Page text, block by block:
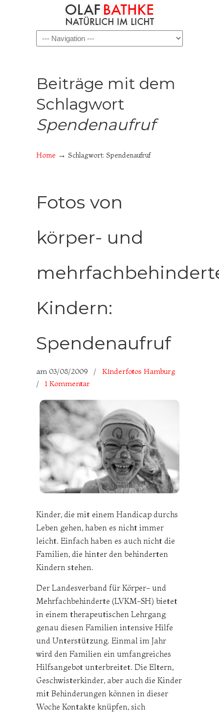
Navigation
Beiträge mit dem
Schlagwort
Spendenaufruf
Home → Schlagwort: Spendenaufruf
Fotos von
körper- und
Kindern:
Spendenaufruf
am 03/08/2009 /
Kinderfotos Hamburg
/ 1 Kommentar
Kinder, die mit einem Handicap durchs
Leben gehen, haben es nicht immer
leicht. Einfach haben es auch nicht die
Familien, die hinter den behinderten
Kindern stehen.
Der Landesverband für Körper- und
Mehrfachbehinderte (LVKM-SH) bietet
in einem therapeutischen Lehrgang
genau diesen Familien intensive Hilfe
und Unterstützung. Einmal im Jahr
wird den Familien ein umfangreiches
Hilfsangebot unterbreitet. Die Eltern,
Geschwisterkinder, aber auch die Kinder
mit Behinderungen können in dieser
Woche Kontakte knüpfen, sich